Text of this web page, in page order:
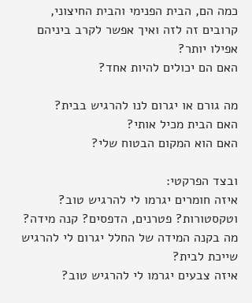
כמה הם, הבית הפנימי והבית החיצוני,
קרובים זה לזה ואיך אפשר לקרב ביניהם
אפילו יותר?
האם הם יכולים להיות אחד?
מה גורם או יגרום לנו להרגיש בבית?
האם הבית מכיל אותי?
האם הוא המקום הבטוח שלי?
ובצד הפרקטי:
איזה חומרים יגרמו לי להרגיש טוב?
וטקסטורות? פטרנים, הדפסים? קנה מידה?
מה בקנה המידה של החלל יגרום לי להרגיש
שייכת לבית?
איזה צבעים יגרמו לי להרגיש טוב?